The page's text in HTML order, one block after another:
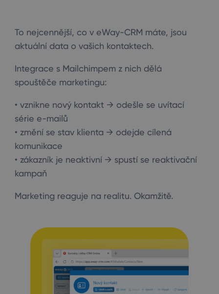
To nejcennější, co v eWay-CRM máte, jsou
aktuální data o vašich kontaktech.
Integrace s Mailchimpem z nich dělá
spouštěče marketingu:
• vznikne nový kontakt → odešle se uvítací
série e-mailů
• změní se stav klienta → odejde cílená
komunikace
• zákazník je neaktivní → spustí se reaktivační
kampaň
Marketing reaguje na realitu. Okamžitě.